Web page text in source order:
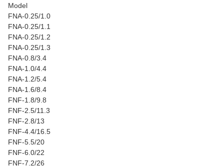
Model
FNA-0.25/1.0
FNA-0.25/1.1
FNA-0.25/1.2
FNA-0.25/1.3
FNA-0.8/3.4
FNA-1.0/4.4
FNA-1.2/5.4
FNA-1.6/8.4
FNF-1.8/9.8
FNF-2.5/11.3
FNF-2.8/13
FNF-4.4/16.5
FNF-5.5/20
FNF-6.0/22
FNF-7.2/26